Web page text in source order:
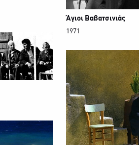
Άγιοι Βαβατσινιάς
1971